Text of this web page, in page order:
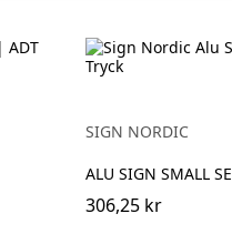
SIGN NORDIC
ALU SIGN SMALL
306,25 kr